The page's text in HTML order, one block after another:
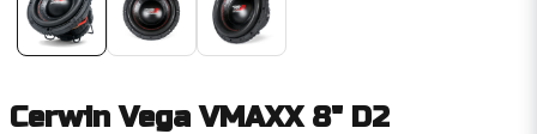
Cerwin Vega VMAXX 8" D2